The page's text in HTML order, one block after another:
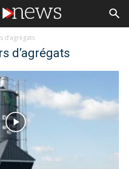
d’agrégats
d’agrégats